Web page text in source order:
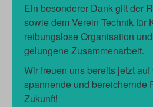
Ein besonderer Dank gilt der
sowie dem Verein Technik für
reibungslose Organisation
gelungene Zusammenarbeit.
Wir freuen uns bereits jetzt
spannende und bereichernde
Zukunft!